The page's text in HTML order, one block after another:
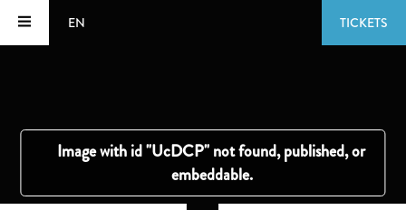
EN TICKETS